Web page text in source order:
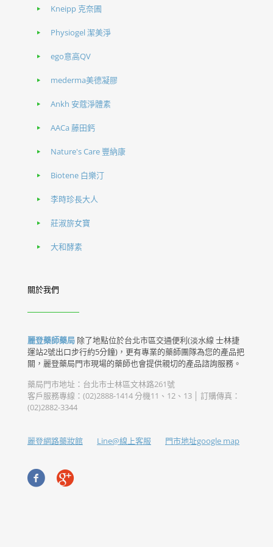
Kneipp 克奈圃
Physiogel 潔美淨
ego意高QV
mederma美德凝膠
Ankh 安蔻淨體素
AACa 藤田鈣
Nature's Care 豐納康
Biotene 白樂汀
李時珍長大人
莊淑旂女寶
大和酵素
關於我們
麗登藥師藥局 除了地點位於台北市區交通便利(淡水線 士林捷
運站2號出口步行約5分鐘)，更有專業的藥師團隊為您的產品把
關，麗登藥局門市現場的藥師也會提供親切的產品諮詢服務。
藥局門市地址：台北市士林區文林路261號
客戶服務專線：(02)2888-1414 分機11、12、13 │ 訂購傳真：
(02)2882-3344
麗登網路藥妝館 Line@線上客服 門市地址google map